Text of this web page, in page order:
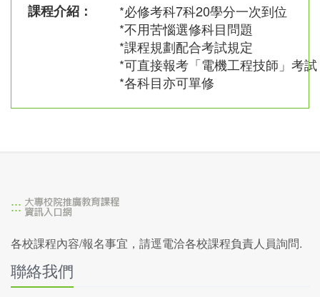
課程介紹：
*必修考科7科20學分一次到位
*不用苦惱選修科目問題
*課程規劃配合考試規定
*可直接報考「電機工程技師」考試
*各科目亦可單修
:::
各校課程內容/報名事宜，請逕電洽各校課程負責人員詢問.
聯絡我們